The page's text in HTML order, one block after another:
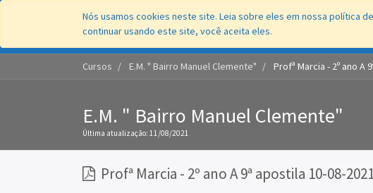
Nós usamos cookies neste site. Leia sobre eles em nossa política
continuar usando este site, você aceita eles.
Cursos E.M. " Bairro Manuel Clemente" Profª Marcia - 2º ano A
E.M. " Bairro Manuel Clemente"
Última atualização: 11/08/2021
Profª Marcia - 2º ano A 9ª apostila 10-08-